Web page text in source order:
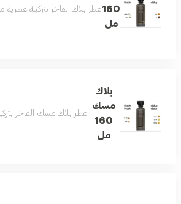
160
مل
عطر بلاك الفاخر بتركيبة عطرية مميزة وفريدة بحجم 160 مل يدوم طويلا على
بلاك
مسك
160
مل
عطر بلاك مسك الفاخر